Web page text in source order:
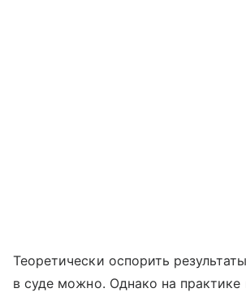
Теоретически оспорить
в суде можно. Однако на практике